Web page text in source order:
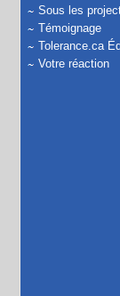
Sous les
Témoignage
Tolerance.ca
Votre réaction